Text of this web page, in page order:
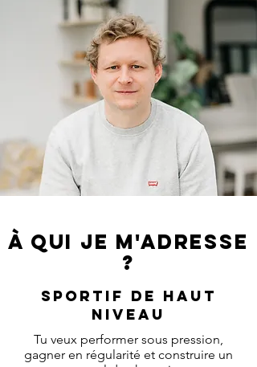
À qui je m'adresse
?
sportif de haut
niveau
Tu veux performer sous pression,
gagner en régularité et construire un